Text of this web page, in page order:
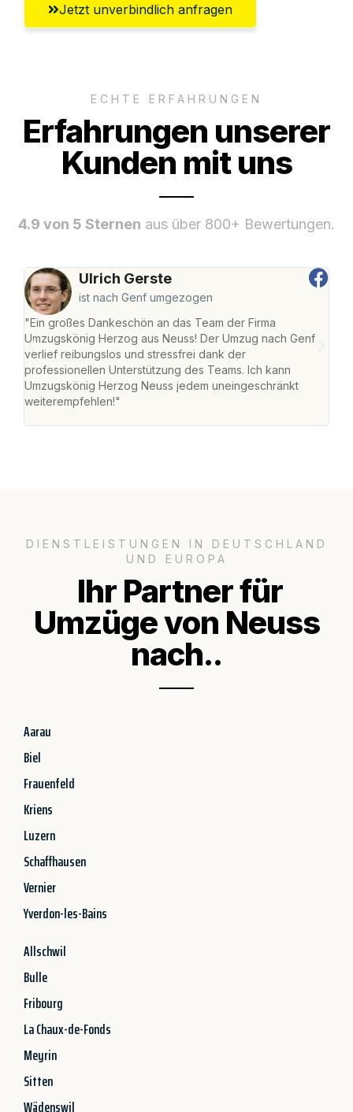
Jetzt unverbindlich anfragen
ECHTE ERFAHRUNGEN
Erfahrungen unserer
Kunden mit uns
4.9 von 5 Sternen aus über 800+ Bewertungen.
Ulrich Gerste
ist nach Genf umgezogen
"Ein großes Dankeschön an das Team der Firma
Umzugskönig Herzog aus Neuss! Der Umzug nach Genf
verlief reibungslos und stressfrei dank der
professionellen Unterstützung des Teams. Ich kann
Umzugskönig Herzog Neuss jedem uneingeschränkt
weiterempfehlen!"
DIENSTLEISTUNGEN IN DEUTSCHLAND
UND EUROPA
Ihr Partner für
Umzüge von Neuss
nach..
Aarau
Biel
Frauenfeld
Kriens
Luzern
Schaffhausen
Vernier
Yverdon-les-Bains
Allschwil
Bulle
Fribourg
La Chaux-de-Fonds
Meyrin
Sitten
Wädenswil